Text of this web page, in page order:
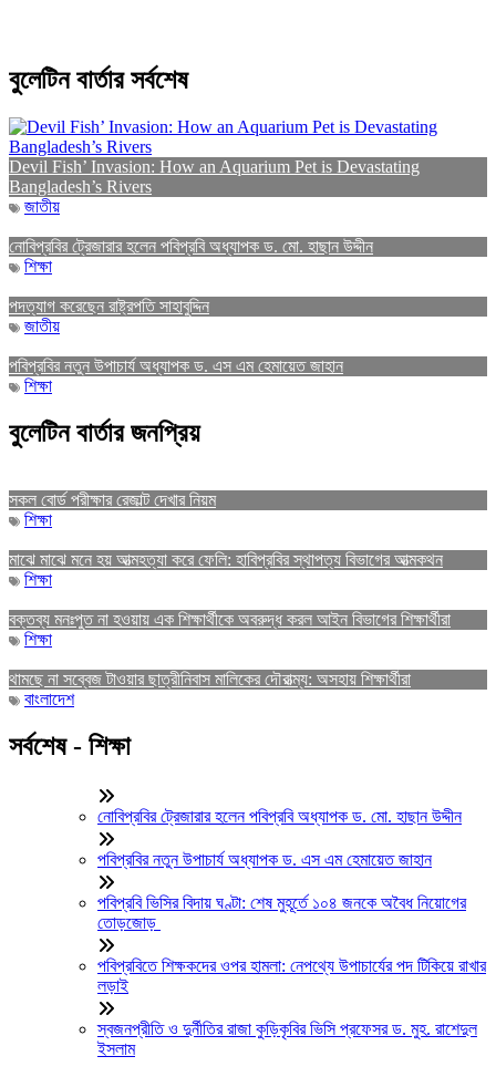
বুলেটিন বার্তার সর্বশেষ
Devil Fish’ Invasion: How an Aquarium Pet is Devastating
Bangladesh’s Rivers
জাতীয়
নোবিপ্রবির ট্রেজারার হলেন পবিপ্রবি অধ্যাপক ড. মো. হাছান উদ্দীন
শিক্ষা
পদত্যাগ করেছেন রাষ্ট্রপতি সাহাবুদ্দিন
জাতীয়
পবিপ্রবির নতুন উপাচার্য অধ্যাপক ড. এস এম হেমায়েত জাহান
শিক্ষা
বুলেটিন বার্তার জনপ্রিয়
সকল বোর্ড পরীক্ষার রেজাল্ট দেখার নিয়ম
শিক্ষা
মাঝে মাঝে মনে হয় আত্মহত্যা করে ফেলি: হাবিপ্রবির স্থাপত্য বিভাগের আত্মকথন
শিক্ষা
বক্তব্য মনঃপুত না হওয়ায় এক শিক্ষার্থীকে অবরুদ্ধ করল আইন বিভাগের শিক্ষার্থীরা
শিক্ষা
থামছে না সব্বেজ টাওয়ার ছাত্রীনিবাস মালিকের দৌরাত্ম্য: অসহায় শিক্ষার্থীরা
বাংলাদেশ
সর্বশেষ - শিক্ষা
নোবিপ্রবির ট্রেজারার হলেন পবিপ্রবি অধ্যাপক ড. মো. হাছান উদ্দীন
পবিপ্রবির নতুন উপাচার্য অধ্যাপক ড. এস এম হেমায়েত জাহান
পবিপ্রবি ভিসির বিদায় ঘণ্টা: শেষ মুহূর্তে ১০৪ জনকে অবৈধ নিয়োগের
তোড়জোড়
পবিপ্রবিতে শিক্ষকদের ওপর হামলা: নেপথ্যে উপাচার্যের পদ টিকিয়ে রাখার
লড়াই
স্বজনপ্রীতি ও দুর্নীতির রাজা কুড়িকৃবির ভিসি প্রফেসর ড. মুহ. রাশেদুল
ইসলাম